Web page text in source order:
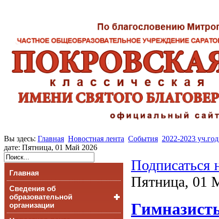
Вы здесь: Главная Новостная лента События 2022-2023 уч.год
дате: Пятница, 01 Май 2026
Главная
Сведения об
образовательной
организации
Подписаться
Пятница, 01